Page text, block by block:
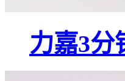
力嘉3分